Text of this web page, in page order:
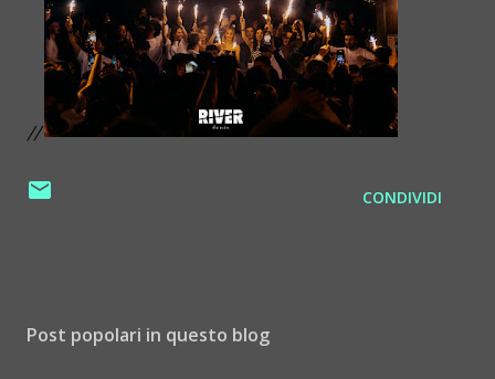
//
CONDIVIDI
Post popolari in questo blog